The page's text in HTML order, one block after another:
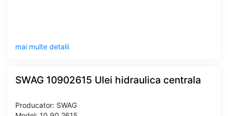
mai multe detalii
SWAG 10902615 Ulei hidraulica centrala
Producator: SWAG